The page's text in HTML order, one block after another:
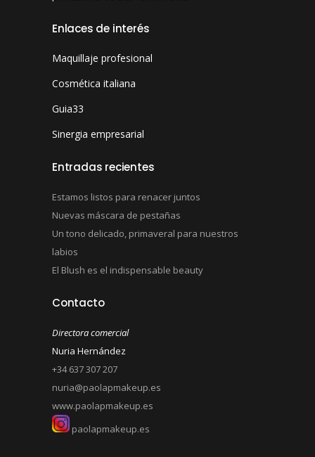
Enlaces de interés
Maquillaje profesional
Cosmética italiana
Guia33
Sinergia empresarial
Entradas recientes
Estamos listos para renacer juntos
Nuevas máscara de pestañas
Un tono delicado, primaveral para nuestros
labios
El Blush es el indispensable beauty
Contacto
Directora comercial
Nuria Hernández
+34 637 307 207
nuria@paolapmakeup.es
www.paolapmakeup.es
paolapmakeup.es